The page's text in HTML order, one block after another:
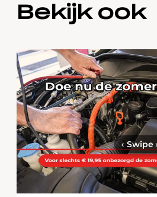
Bekijk ook
‹ Swipe›